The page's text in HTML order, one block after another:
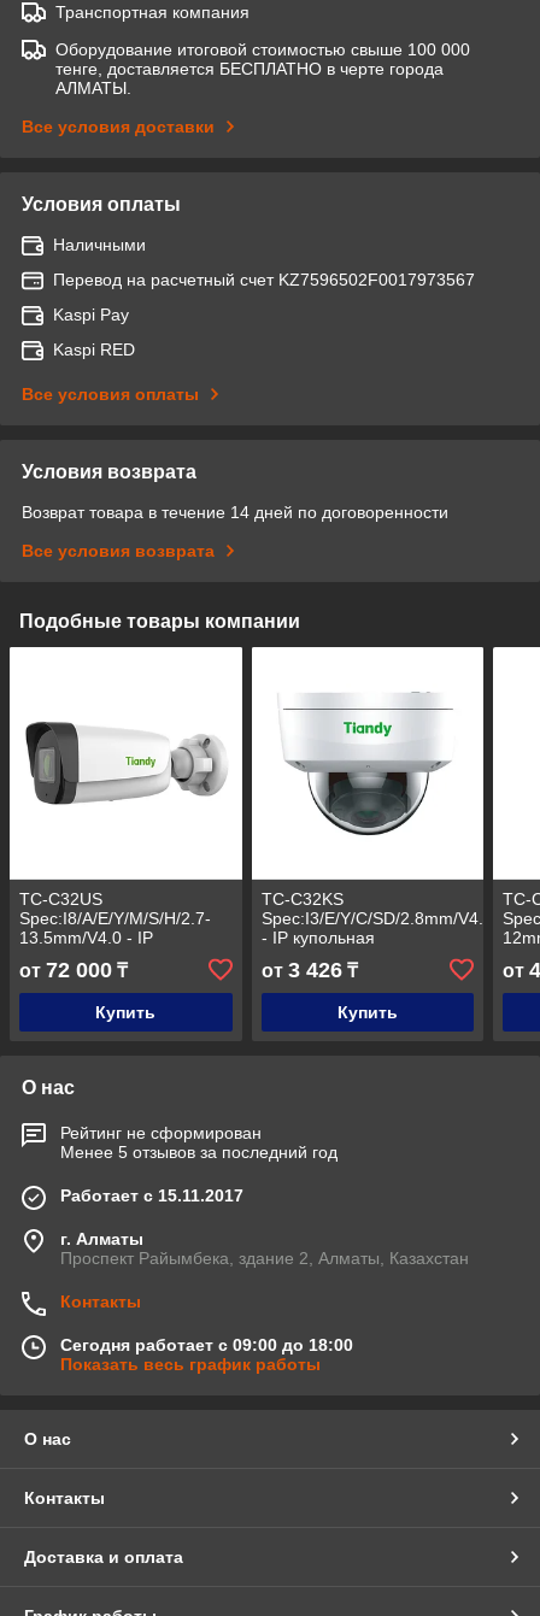
Транспортная компания
Оборудование итоговой стоимостью свыше 100 000
тенге, доставляется БЕСПЛАТНО в черте города
АЛМАТЫ.
Все условия доставки
Условия оплаты
Наличными
Перевод на расчетный счет KZ7596502F0017973567
Kaspi Pay
Kaspi RED
Все условия оплаты
Условия возврата
Возврат товара в течение 14 дней по договоренности
Все условия возврата
Подобные товары компании
TC-C32US
Spec:I8/A/E/Y/M/S/H/2.7-
13.5mm/V4.0 - IP
цилиндрическая
видеокамера 2Мп
от 72 000 ₸
Купить
TC-C32KS
Spec:I3/E/Y/C/SD/2.8mm/V4.2
- IP купольная
видеокамера 2Мп
от 3 426₸
Купить
TC-
2Мп
от
О нас
Рейтинг не сформирован
Менее 5 отзывов за последний год
Работает с 15.11.2017
г. Алматы
Проспект Райымбека, здание 2, Алматы, Казахстан
Контакты
Сегодня работает с 09:00 до 18:00
Показать весь график работы
О нас
Контакты
Доставка и оплата